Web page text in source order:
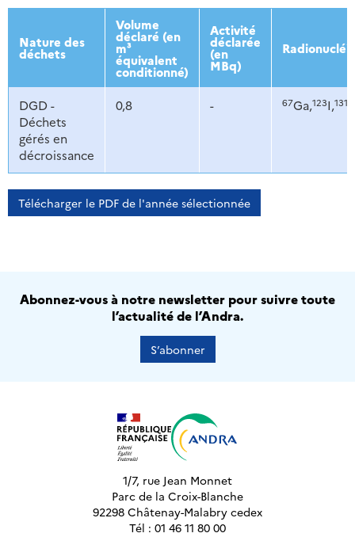
2013 2014 2015 2016
Nature des
déchets
Volume
déclaré (en
m³
équivalent
conditionné)
Activité
déclarée
(en
MBq)
DGD -
Déchets
gérés en
décroissance
0,8 - 67Ga,123I,131
Télécharger le PDF de l'année sélectionnée
Abonnez-vous à notre newsletter pour suivre toute
l’actualité de l’Andra.
S’abonner
1/7, rue Jean Monnet
Parc de la Croix-Blanche
92298 Châtenay-Malabry cedex
Tél : 01 46 11 80 00